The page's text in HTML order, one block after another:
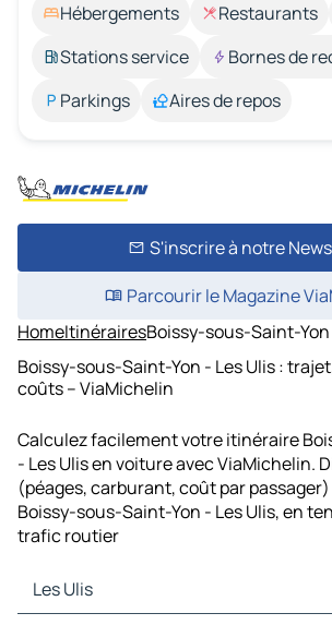
Hébergements Restaurants
Stations service
Bornes de
Parkings
Aires de repos
S'inscrire à notre
Parcourir le Magazine
HomeItinérairesBoissy-sous-Saint-Yon
Boissy-sous-Saint-Yon - Les Ulis :
coûts – ViaMichelin
Calculez facilement votre itinéraire
- Les Ulis en voiture avec ViaMichelin.
(péages, carburant, coût par
Boissy-sous-Saint-Yon - Les Ulis, en
trafic routier
Les Ulis